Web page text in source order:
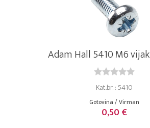
Adam Hall 5410 M6
Kat.br. : 5410
Gotovina / Virman
0,50 €